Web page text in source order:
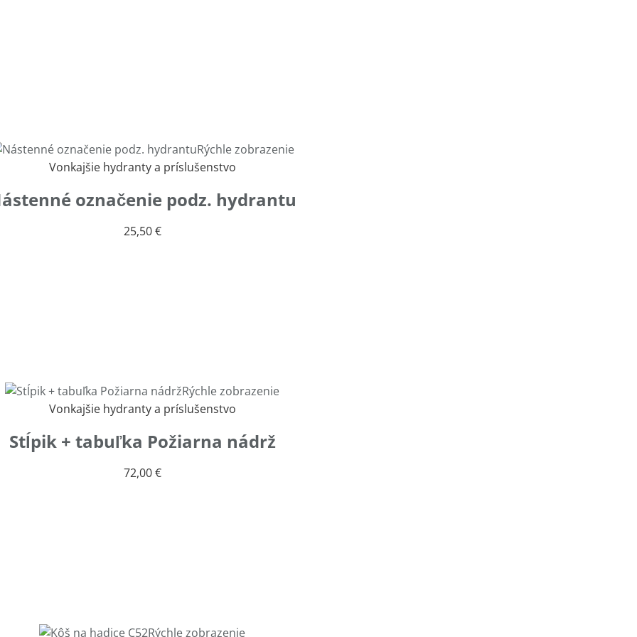
Rýchle zobrazenie
Vonkajšie hydranty a príslušenstvo
označenie podz. hydrantu
25,50€
Rýchle zobrazenie
Vonkajšie hydranty a príslušenstvo
Stĺpik + tabuľka Požiarna nádrž
72,00€
Rýchle zobrazenie